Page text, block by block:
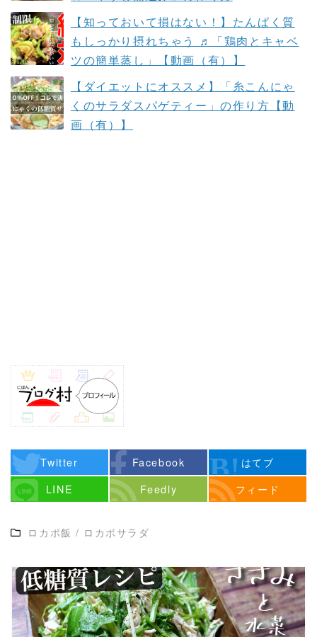
【知っておいて損はない！】たんぱく質
もしっかり摂れちゃう ♬「鶏肉とキャベ
ツの簡単蒸し」【動画（有）】
【ダイエットにオススメ】「糸こんにゃ
くのサラダスパゲティー」の作り方【動
画（有）】
Twitter Facebook
はてブ
LINE
Feedly フィード
ロカボ飯 / ロカボサラダ